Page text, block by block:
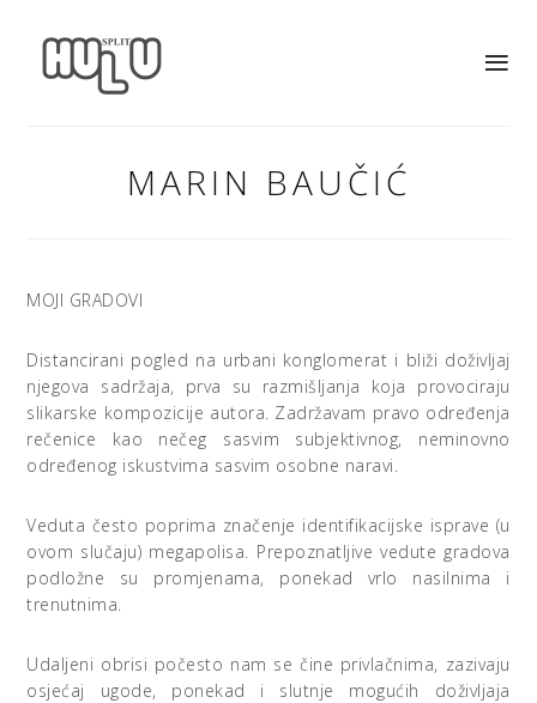
MARIN BAUČIĆ
MOJI GRADOVI
Distancirani pogled na urbani konglomerat i bliži doživljaj
njegova sadržaja, prva su razmišljanja koja provociraju
slikarske kompozicije autora. Zadržavam pravo određenja
rečenice kao nečeg sasvim subjektivnog, neminovno
određenog iskustvima sasvim osobne naravi.
Veduta često poprima značenje identifikacijske isprave (u
ovom slučaju) megapolisa. Prepoznatljive vedute gradova
podložne su promjenama, ponekad vrlo nasilnima i
trenutnima.
Udaljeni obrisi počesto nam se čine privlačnima, zazivaju
osjećaj ugode, ponekad i slutnje mogućih doživljaja